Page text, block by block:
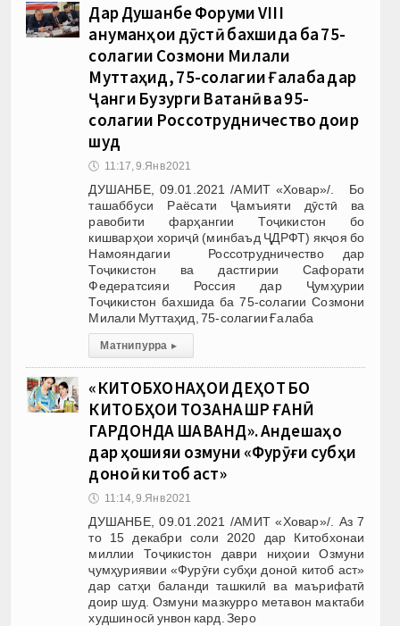
Дар Душанбе Форуми VIII
анҷуманҳои дӯстӣ бахшида ба 75-
солагии Созмони Милали
Муттаҳид, 75-солагии Ғалаба дар
Ҷанги Бузурги Ватанӣ ва 95-
солагии Россотрудничество доир
шуд
🕔 11:17, 9.Янв 2021
ДУШАНБЕ, 09.01.2021 /АМИТ «Ховар»/. Бо
ташаббуси Раёсати Ҷамъияти дӯстӣ ва
равобити фарҳангии Тоҷикистон бо
кишварҳои хориҷӣ (минбаъд ҶДРФТ) якҷоя бо
Намояндагии Россотрудничество дар
Тоҷикистон ва дастгирии Сафорати
Федератсияи Россия дар Ҷумҳурии
Тоҷикистон бахшида ба 75-солагии Созмони
Милали Муттаҳид, 75-солагии Ғалаба
Матни пурра ▸
«КИТОБХОНАҲОИ ДЕҲОТ БО
КИТОБҲОИ ТОЗАНАШР ҒАНӢ
ГАРДОНДА ШАВАНД». Андешаҳо
дар ҳошияи озмуни «Фурӯғи субҳи
доноӣ китоб аст»
🕔 11:14, 9.Янв 2021
ДУШАНБЕ, 09.01.2021 /АМИТ «Ховар»/. Аз 7
то 15 декабри соли 2020 дар Китобхонаи
миллии Тоҷикистон даври ниҳоии Озмуни
ҷумҳуриявии «Фурӯғи субҳи доноӣ китоб аст»
дар сатҳи баланди ташкилӣ ва маърифатӣ
доир шуд. Озмуни мазкурро метавон мактаби
худшиносӣ унвон кард. Зеро